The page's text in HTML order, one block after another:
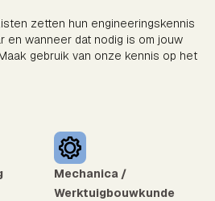
zetten hun engineeringskennis
en wanneer dat nodig is om jouw
gebruik van onze kennis op het
Mechanica /
Werktuigbouwkunde